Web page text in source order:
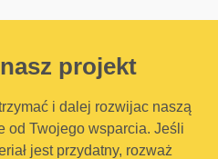
projekt
i dalej rozwijac naszą
od Twojego wsparcia. Jeśli
jest przydatny, rozważ